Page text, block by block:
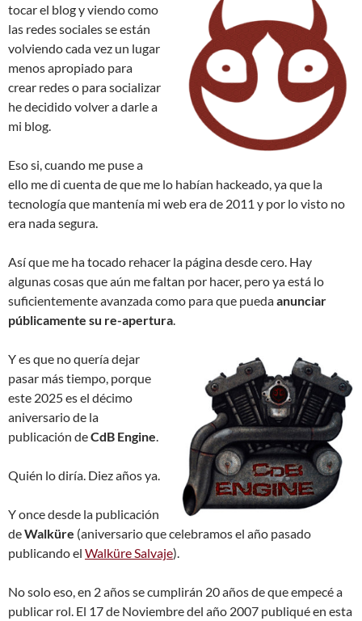
tocar el blog y viendo como
las redes sociales se están
volviendo cada vez un lugar
menos apropiado para
crear redes o para socializar
he decidido volver a darle a
mi blog.
Eso si, cuando me puse a
ello me di cuenta de que me lo habían hackeado, ya que la
tecnología que mantenía mi web era de 2011 y por lo visto no
era nada segura.
Así que me ha tocado rehacer la página desde cero. Hay
algunas cosas que aún me faltan por hacer, pero ya está lo
suficientemente avanzada como para que puedaanunciar
públicamente su re-apertura
Y es que no quería dejar
pasar más tiempo, porque
este 2025 es el décimo
aniversario de la
publicación deCdB Engine
Quién lo diría. Diez años ya.
Y once desde la publicación
deWalküre (aniversario que celebramos el año pasado
publicando el Walküre Salvaje).
No solo eso, en 2 años se cumplirán 20 años de que empecé a
publicar rol. El 17 de Noviembre del año 2007 publiqué en esta